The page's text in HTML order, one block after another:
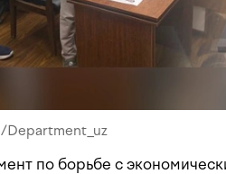
Department_uz
по борьбе с